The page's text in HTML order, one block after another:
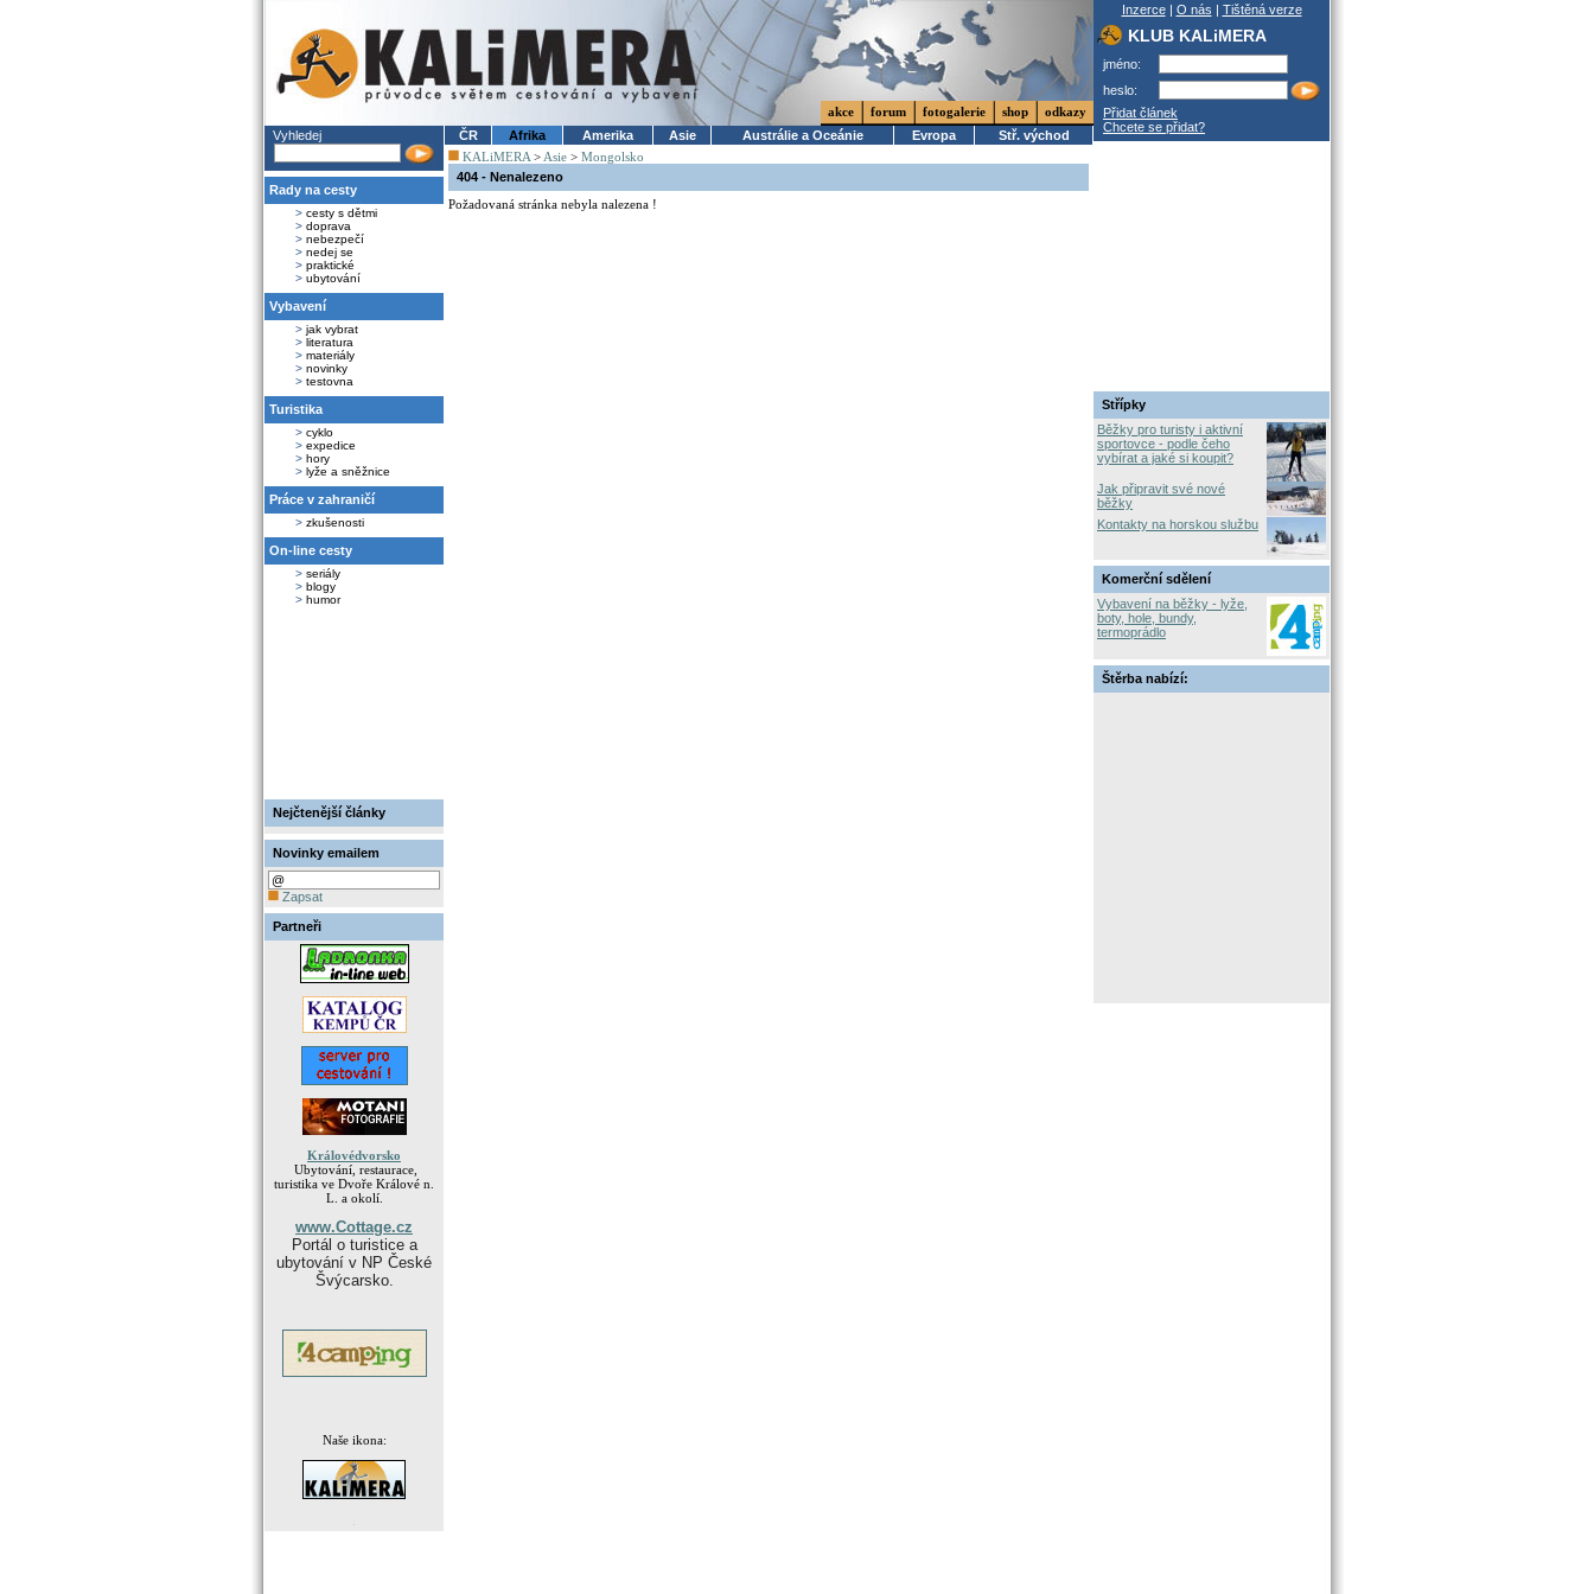
Vyhledej
Rady na cesty
> cesty s dětmi
> doprava
> nebezpečí
> nedej se
> praktické
> ubytování
Vybavení
> jak vybrat
> literatura
> materiály
> novinky
> testovna
Turistika
> cyklo
> expedice
> hory
> lyže a sněžnice
Práce v zahraničí
> zkušenosti
On-line cesty
> seriály
> blogy
> humor
Nejčtenější články
Novinky emailem
Zapsat
Partneři
Královédvorsko
Ubytování, restaurace,
turistika ve Dvoře Králové n.
L. a okolí.
www.Cottage.cz
Portál o turistice a
ubytování v NP České
Švýcarsko.
Naše ikona:
akce forum fotogalerie shop
odkazy
ČR
Afrika Amerika Asie Austrálie a Oceánie Evropa
Stř. východ
KALiMERA > Asie > Mongolsko
404 - Nenalezeno
Požadovaná stránka nebyla nalezena !
Inzerce| O nás | Tištěná verze
KLUB KALiMERA
jméno:
heslo:
Přidat článek
Chcete se přidat?
Střípky
Běžky pro turisty i aktivní
sportovce - podle čeho
vybírat a jaké si koupit?
Jak připravit své nové
běžky
Kontakty na horskou službu
Komerční sdělení
Vybavení na běžky - lyže,
boty, hole, bundy,
termoprádlo
Štěrba nabízí: